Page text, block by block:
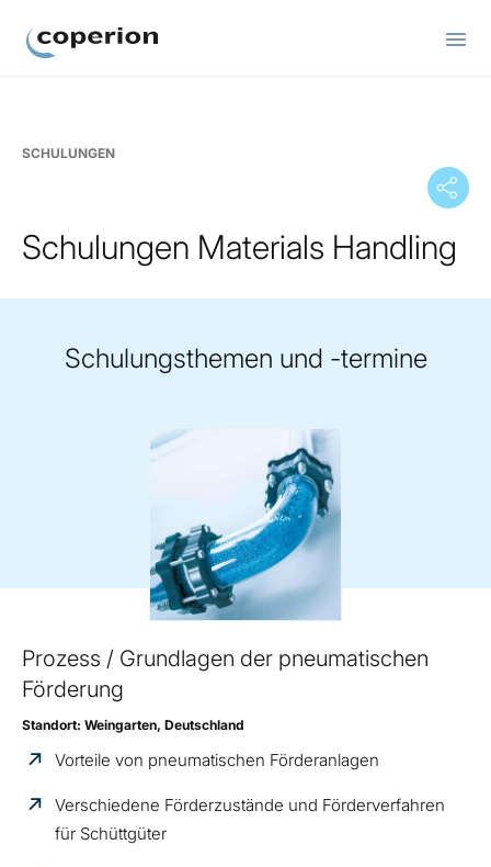
SCHULUNGEN
Schulungen Materials Handling
Schulungsthemen und -termine
Prozess / Grundlagen der pneumatischen
Förderung
Standort: Weingarten, Deutschland
Vorteile von pneumatischen Förderanlagen
Verschiedene Förderzustände und Förderverfahren
für Schüttgüter